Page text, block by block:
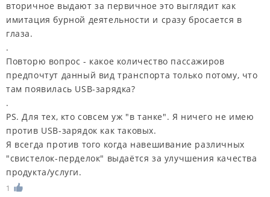
вторичное выдают за первичное это выглядит как
имитация бурной деятельности и сразу бросается в
глаза.
.
Повторю вопрос - какое количество пассажиров
предпочтут данный вид транспорта только потому, что
там появилась USB-зарядка?
.
PS. Для тех, кто совсем уж "в танке". Я ничего не имею
против USB-зарядок как таковых.
Я всегда против того когда навешивание различных
"свистелок-перделок" выдаётся за улучшения качества
продукта/услуги.
1